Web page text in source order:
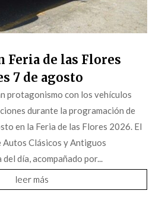
Feria de las Flores
7 de agosto
protagonismo con los vehículos
durante la programación de
en la Feria de las Flores 2026. El
Clásicos y Antiguos
día, acompañado por...
leer más